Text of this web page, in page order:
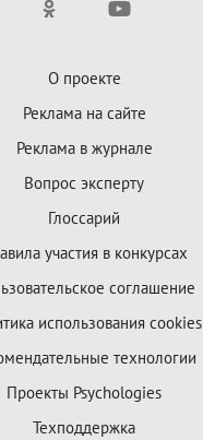
О проекте
Реклама на сайте
Реклама в журнале
Вопрос эксперту
Глоссарий
участия в конкурсах
соглашение
использования cookies
технологии
Проекты Psychologies
Техподдержка